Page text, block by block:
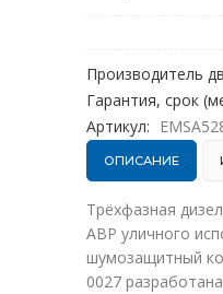
Производитель
Гарантия, срок
Артикул:
ОПИСАНИЕ
Трёхфазная
АВР уличного
шумозащитный
0027